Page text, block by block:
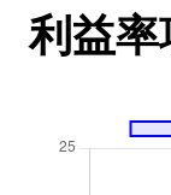
利益率